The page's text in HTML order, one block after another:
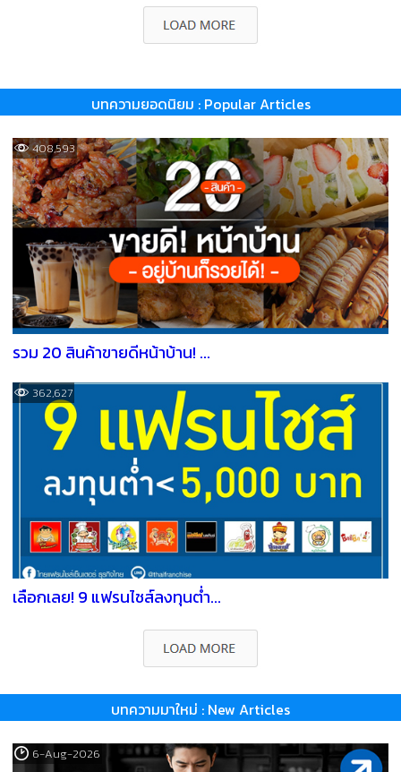
บทความยอดนิยม : Popular Articles
408,593
รวม 20 สินค้าขายดีหน้าบ้าน! ...
362,627
เลือกเลย! 9 แฟรนไชส์ลงทุนต่ำ...
บทความมาใหม่ : New Articles
6-Aug-2026